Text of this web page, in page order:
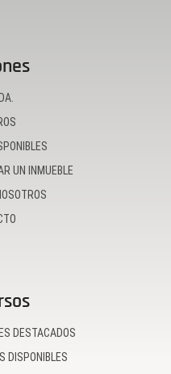
UN INMUEBLE
DESTACADOS
DISPONIBLES